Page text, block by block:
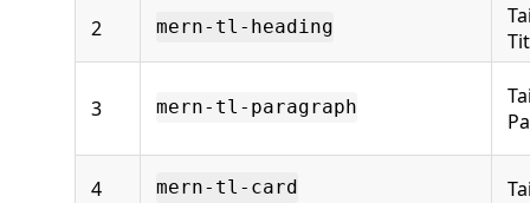
2 mern-tl-heading
3 mern-tl-paragraph
4 mern-tl-card